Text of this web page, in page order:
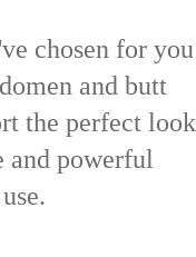
chosen for you
and butt
the perfect look
and powerful